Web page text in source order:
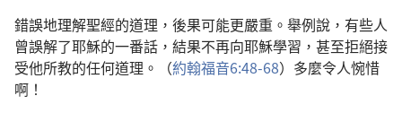
錯誤地理解聖經的道理，後果可能更嚴重。舉例說，有些人
曾誤解了耶穌的一番話，結果不再向耶穌學習，甚至拒絕接
受他所教的任何道理。（約翰福音6:48-68）多麼令人惋惜
啊！